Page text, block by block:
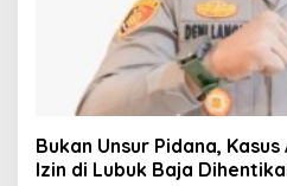
Bukan Unsur Pidana,
Izin di Lubuk Baja